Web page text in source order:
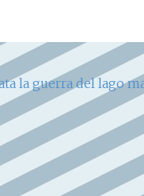
la guerra del lago